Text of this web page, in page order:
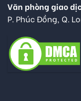
Văn phòng giao
P. Phúc Đồng, Q.